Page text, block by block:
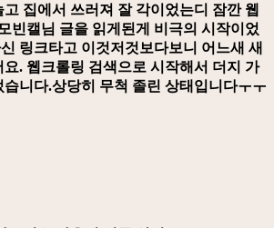
집에서 쓰러져 잘 각이었는디 잠깐 웹
빈캘님 글을 읽게된게 비극의 시작이었
링크타고 이것저것보다보니 어느새 새
. 웹크롤링 검색으로 시작해서 더지 가
니다.상당히 무척 졸린 상태입니다ㅜㅜ